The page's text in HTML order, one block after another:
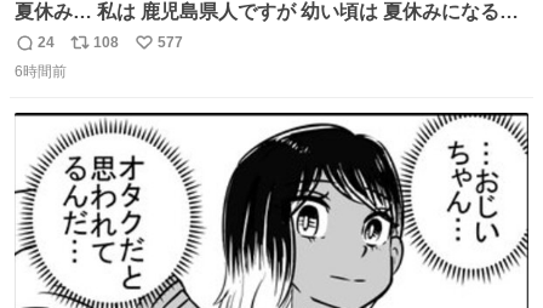
夏休み… 私は 鹿児島県人ですが 幼い頃は 夏休みになると
母の郷… 山梨へ遊びに行くのが楽しみでした 母の実家へ 1
ヶ月近く泊まって … … 今の私は 医療従事者 お盆休み？ﾅﾆ
景 淡い記憶 そんな思い出の風景… ありますか？
返
信
24
リ
ト
数
108
い
数
577
6時間前